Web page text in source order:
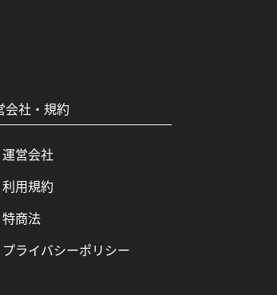
会社・規約
運営会社
利用規約
特商法
プライバシーポリシー